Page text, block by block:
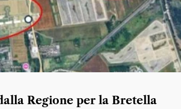
Regione per la Bretella